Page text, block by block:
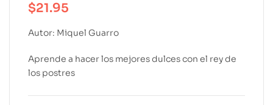
$21.95
Autor: Miquel Guarro
Aprende a hacer los mejores dulces con el rey de
los postres